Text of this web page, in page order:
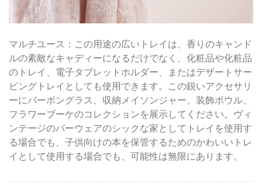
マルチユース：この用途の広いトレイは、香りのキャンド
ルの素敵なキャディーになるだけでなく、化粧品や化粧品
のトレイ、電子タブレットホルダー、またはデザートサー
ビングトレイとしても使用できます。この鋭いアクセサリ
ーにバーボングラス、収納メイソンジャー、装飾ボウル、
フラワーブーケのコレクションを展示してください。ヴィ
ンテージのバーウェアのシックな家としてトレイを使用す
る場合でも、子供向けの本を保管するためのかわいいトレ
イとして使用する場合でも、可能性は無限にあります。